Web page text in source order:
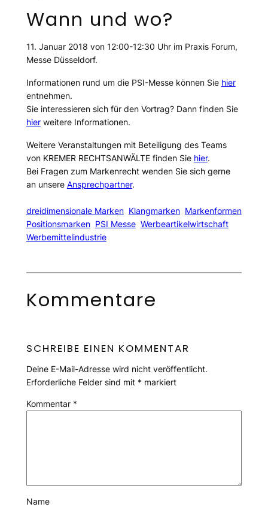
Wann und wo?
11. Januar 2018 von 12:00-12:30 Uhr im Praxis Forum,
Messe Düsseldorf.
Informationen rund um die PSI-Messe können Sie hier
entnehmen.
Sie interessieren sich für den Vortrag? Dann finden Sie
hierweitere Informationen.
Weitere Veranstaltungen mit Beteiligung des Teams
von KREMER RECHTSANWÄLTE finden Sie hier.
Bei Fragen zum Markenrecht wenden Sie sich gerne
an unsere Ansprechpartner.
dreidimensionale Marken Klangmarken Markenformen
Positionsmarken PSI Messe Werbeartikelwirtschaft
Werbemittelindustrie
Kommentare
SCHREIBE EINEN KOMMENTAR
Deine E-Mail-Adresse wird nicht veröffentlicht.
Erforderliche Felder sind mit * markiert
Kommentar *
Name